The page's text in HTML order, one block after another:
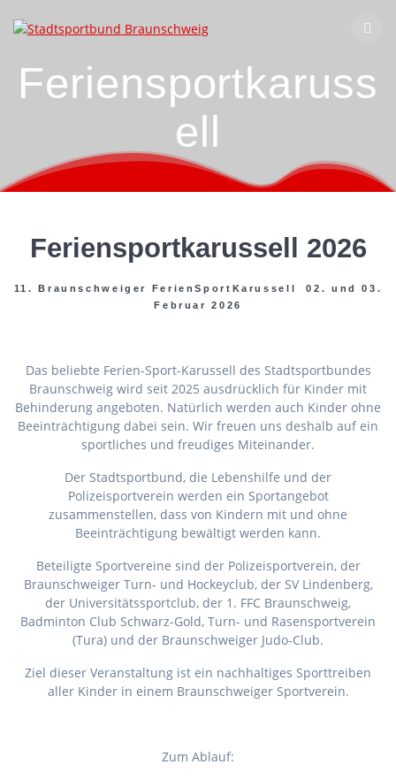
Inhalt
Feriensportkaruss
ell
Feriensportkarussell 2026
11. Braunschweiger FerienSportKarussell 02. und 03.
Februar 2026
Das beliebte Ferien-Sport-Karussell des Stadtsportbundes
Braunschweig wird seit 2025 ausdrücklich für Kinder mit
Behinderung angeboten. Natürlich werden auch Kinder ohne
Beeinträchtigung dabei sein. Wir freuen uns deshalb auf ein
sportliches und freudiges Miteinander.
Der Stadtsportbund, die Lebenshilfe und der
Polizeisportverein werden ein Sportangebot
zusammenstellen, dass von Kindern mit und ohne
Beeinträchtigung bewältigt werden kann.
Beteiligte Sportvereine sind der Polizeisportverein, der
Braunschweiger Turn- und Hockeyclub, der SV Lindenberg,
der Universitätssportclub, der 1. FFC Braunschweig,
Badminton Club Schwarz-Gold, Turn- und Rasensportverein
(Tura) und der Braunschweiger Judo-Club.
Ziel dieser Veranstaltung ist ein nachhaltiges Sporttreiben
aller Kinder in einem Braunschweiger Sportverein.
Zum Ablauf: